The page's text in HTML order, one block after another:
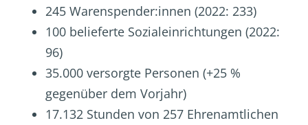
245 Warenspender:innen (2022: 233)
100 belieferte Sozialeinrichtungen (2022:
96)
35.000 versorgte Personen (+25 %
gegenüber dem Vorjahr)
17.132 Stunden von 257 Ehrenamtlichen